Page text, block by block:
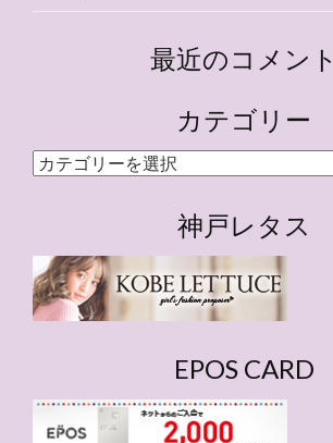
最近のコメント
カテゴリー
カ
ー
神戸レタス
EPOS CARD